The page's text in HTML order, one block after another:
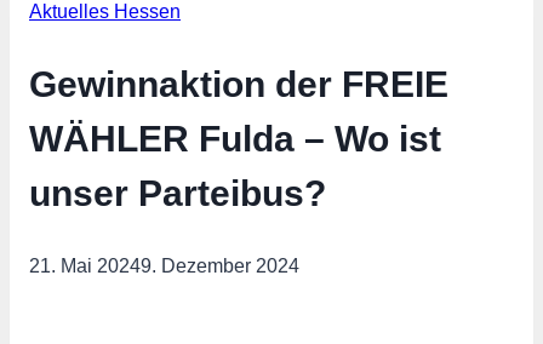
Aktuelles Hessen
Gewinnaktion der FREIE
WÄHLER Fulda – Wo ist
unser Parteibus?
21. Mai 20249. Dezember 2024